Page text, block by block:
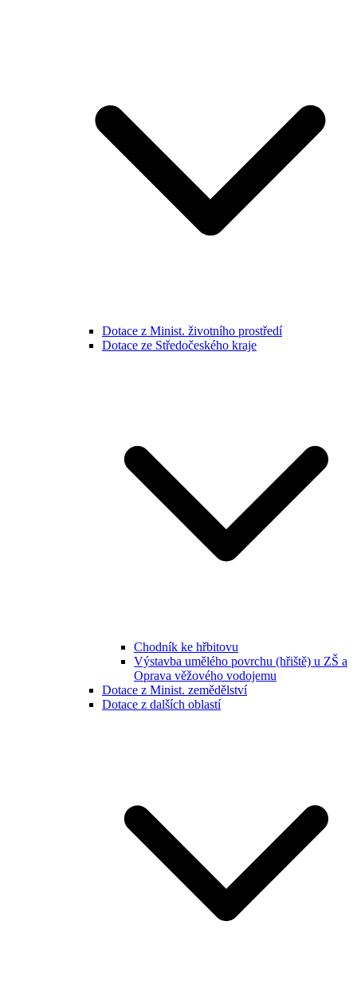
Dotace z Minist. životního prostředí
Dotace ze Středočeského kraje
Chodník ke hřbitovu
Výstavba umělého povrchu (hřiště) u ZŠ a
Oprava věžového vodojemu
Dotace z Minist. zemědělství
Dotace z dalších oblastí